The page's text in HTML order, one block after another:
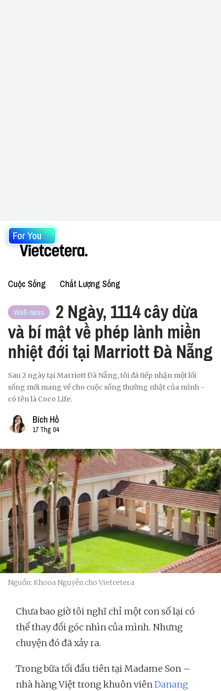
For You
Cuộc Sống Chất Lượng Sống
Well-ness
2 Ngày, 1114 cây dừa
và bí mật về phép lành miền
nhiệt đới tại Marriott Đà Nẵng
Sau 2 ngày tại Marriott Đà Nẵng, tôi đã tiếp nhận một lối
sống mới mang về cho cuộc sống thường nhật của mình -
có tên là Coco Life.
Bích Hồ
17 Thg 04
Nguồn: Khooa Nguyễn cho Vietcetera
Chưa bao giờ tôi nghĩ chỉ một con số lại có
thể thay đổi góc nhìn của mình. Nhưng
chuyện đó đã xảy ra.
Trong bữa tối đầu tiên tại Madame Son –
nhà hàng Việt trong khuôn viênDanang